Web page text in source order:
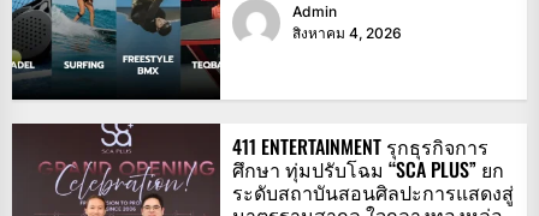
Admin
สิงหาคม 4, 2026
411 ENTERTAINMENT รุกธุรกิจการ
ศึกษา ทุ่มปรับโฉม “SCA PLUS” ยก
ระดับสถาบันสอนศิลปะการแสดงสู่